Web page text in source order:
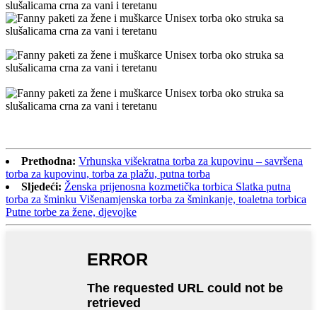
Prethodna: Vrhunska višekratna torba za kupovinu – savršena
torba za kupovinu, torba za plažu, putna torba
Sljedeći: Ženska prijenosna kozmetička torbica Slatka putna
torba za šminku Višenamjenska torba za šminkanje, toaletna torbica
Putne torbe za žene, djevojke